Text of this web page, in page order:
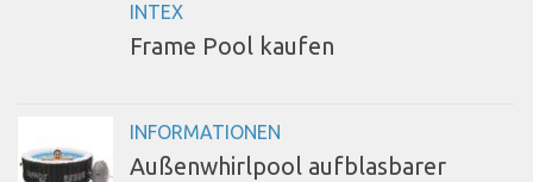
INTEX
Frame Pool kaufen
INFORMATIONEN
Außenwhirlpool aufblasbarer